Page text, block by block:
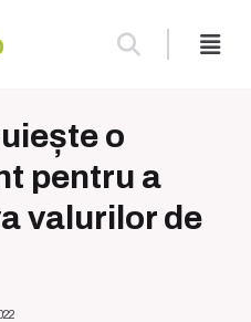
o
pentru a
valurilor de